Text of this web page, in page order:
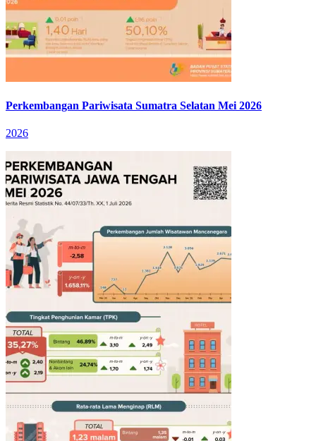
Perkembangan Pariwisata Sumatra Selatan Mei 2026
2026